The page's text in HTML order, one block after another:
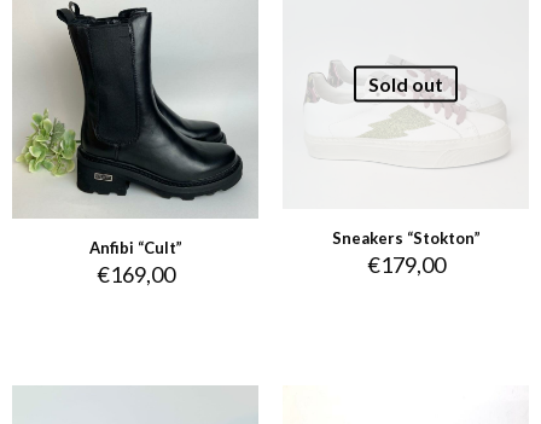
Anfibi “Cult”
€169,00
Sold out
Sneakers “Stokton”
€179,00